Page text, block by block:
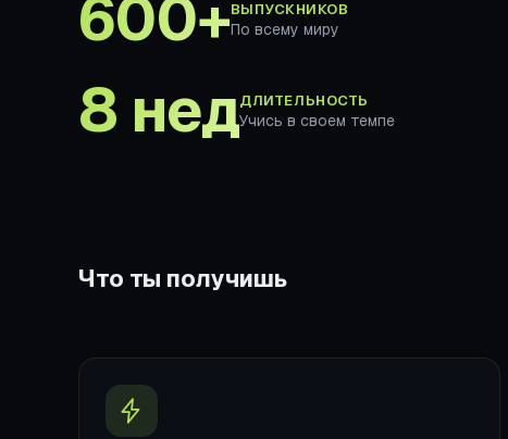
600+ВЫПУСКНИКОВ
По всему миру
8 недДЛИТЕЛЬНОСТЬ
Учись в своем темпе
Что ты получишь